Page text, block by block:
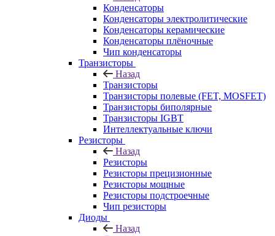
Конденсаторы
Конденсаторы электролитические
Конденсаторы керамические
Конденсаторы плёночные
Чип конденсаторы
Транзисторы
Назад
Транзисторы
Транзисторы полевые (FET, MOSFET)
Транзисторы биполярные
Транзисторы IGBT
Интеллектуальные ключи
Резисторы
Назад
Резисторы
Резисторы прецизионные
Резисторы мощные
Резисторы подстроечные
Чип резисторы
Диоды
Назад